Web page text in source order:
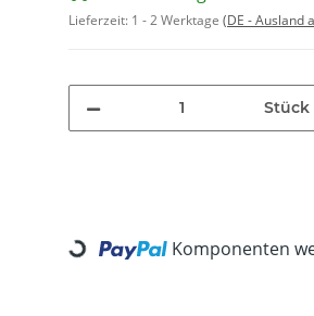
Lieferzeit: 1 - 2 Werktage (DE - Ausland
Stück
Loading... Komponenten